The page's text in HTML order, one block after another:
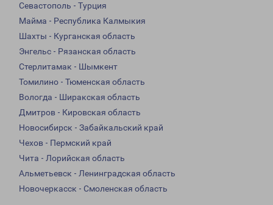
Севастополь - Турция
Майма - Республика Калмыкия
Шахты - Курганская область
Энгельс - Рязанская область
Стерлитамак - Шымкент
Томилино - Тюменская область
Вологда - Ширакская область
Дмитров - Кировская область
Новосибирск - Забайкальский край
Чехов - Пермский край
Чита - Лорийская область
Альметьевск - Ленинградская область
Новочеркасск - Смоленская область